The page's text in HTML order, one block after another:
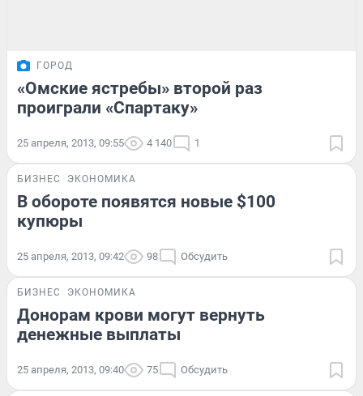
ГОРОД
«Омские ястребы» второй раз
проиграли «Спартаку»
25 апреля, 2013, 09:55 4 140 1
БИЗНЕС ЭКОНОМИКА
В обороте появятся новые $100
купюры
25 апреля, 2013, 09:42 98 Обсудить
БИЗНЕС ЭКОНОМИКА
Донорам крови могут вернуть
денежные выплаты
25 апреля, 2013, 09:40 75 Обсудить